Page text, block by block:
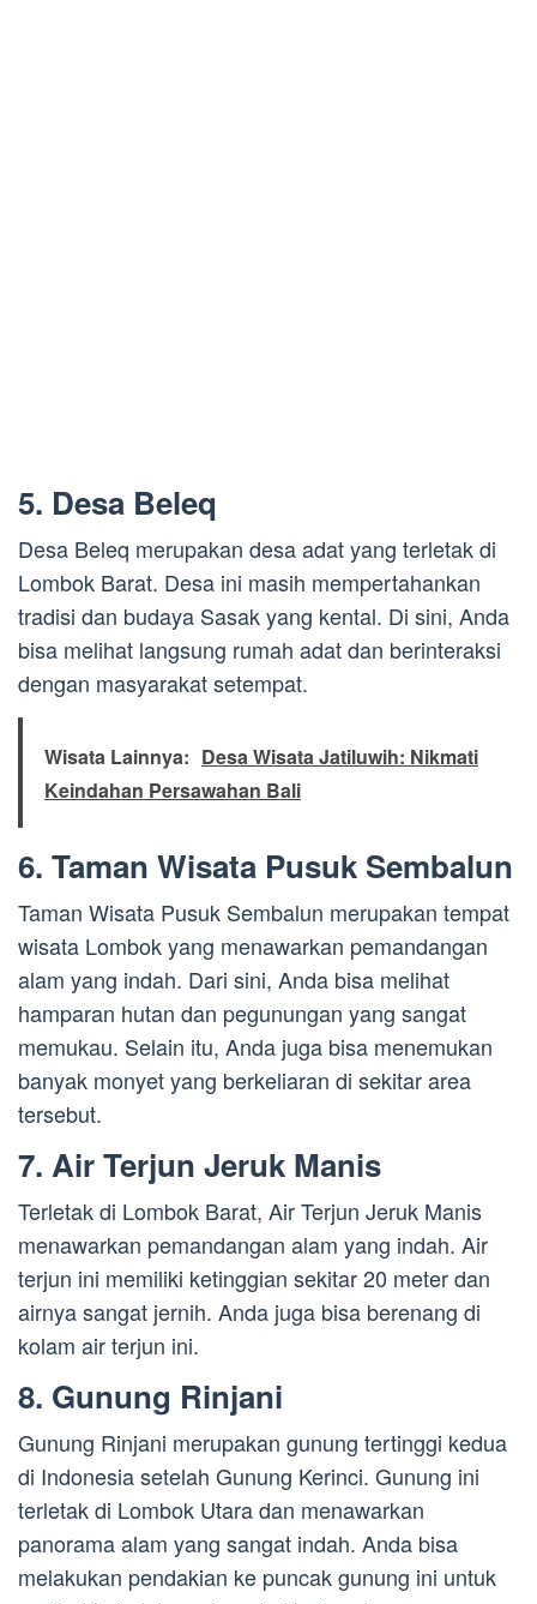
5. Desa Beleq
Desa Beleq merupakan desa adat yang terletak di
Lombok Barat. Desa ini masih mempertahankan
tradisi dan budaya Sasak yang kental. Di sini, Anda
bisa melihat langsung rumah adat dan berinteraksi
dengan masyarakat setempat.
Wisata Lainnya: Desa Wisata Jatiluwih: Nikmati
Keindahan Persawahan Bali
6. Taman Wisata Pusuk Sembalun
Taman Wisata Pusuk Sembalun merupakan tempat
wisata Lombok yang menawarkan pemandangan
alam yang indah. Dari sini, Anda bisa melihat
hamparan hutan dan pegunungan yang sangat
memukau. Selain itu, Anda juga bisa menemukan
banyak monyet yang berkeliaran di sekitar area
tersebut.
7. Air Terjun Jeruk Manis
Terletak di Lombok Barat, Air Terjun Jeruk Manis
menawarkan pemandangan alam yang indah. Air
terjun ini memiliki ketinggian sekitar 20 meter dan
airnya sangat jernih. Anda juga bisa berenang di
kolam air terjun ini.
8. Gunung Rinjani
Gunung Rinjani merupakan gunung tertinggi kedua
di Indonesia setelah Gunung Kerinci. Gunung ini
terletak di Lombok Utara dan menawarkan
panorama alam yang sangat indah. Anda bisa
melakukan pendakian ke puncak gunung ini untuk